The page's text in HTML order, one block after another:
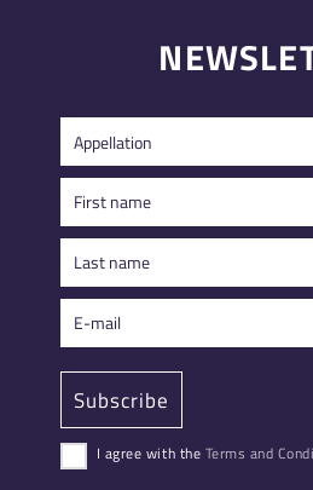
I agree with the Terms and